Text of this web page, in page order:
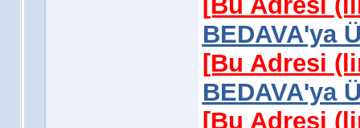
BEDAVA'ya
[Bu Adresi
BEDAVA'ya
[Bu Adresi